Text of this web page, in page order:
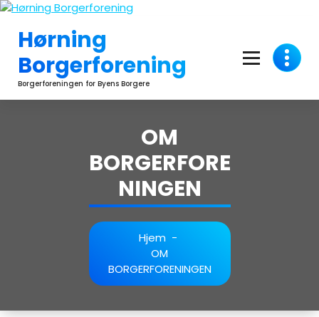
Videre
indholdHørning
Borgerforening
Borgerforeningen for Byens Borgere
OM
BORGERFORE
NINGEN
Hjem -
OM
BORGERFORENINGEN